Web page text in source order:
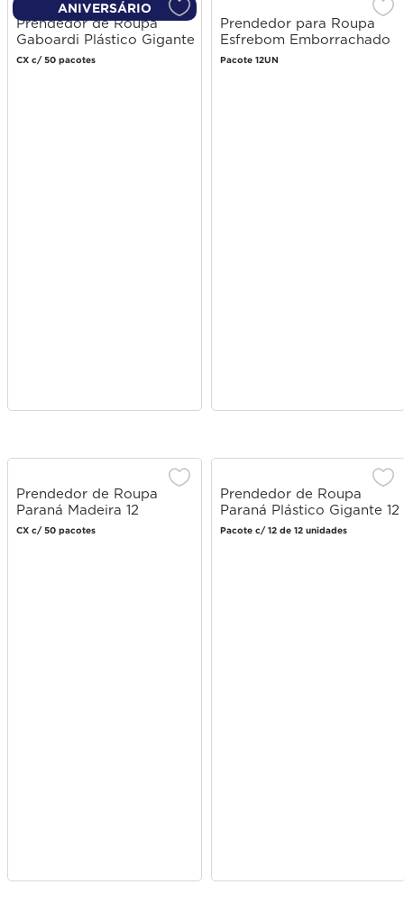
ANIVERSÁRIO
Prendedor de Roupa
Gaboardi Plástico Gigante
12 unidades
CX c/ 50 pacotes
Prendedor para Roupa
Esfrebom Emborrachado
12 unidades
Pacote 12UN
Prendedor de Roupa
Paraná Madeira 12
unidades
CX c/ 50 pacotes
Prendedor de Roupa
Paraná Plástico Gigante 12
unidades
Pacote c/ 12 de 12 unidades